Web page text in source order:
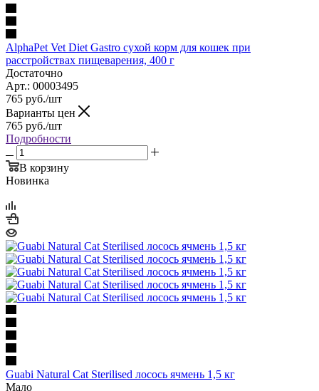
AlphaPet Vet Diet Gastro сухой корм для кошек при
расстройствах пищеварения, 400 г
Достаточно
Арт.: 00003495
765 руб./шт
Варианты цен
765 руб./шт
Подробности
В корзину
Новинка
Guabi Natural Cat Sterilised лосось ячмень 1,5 кг
Мало